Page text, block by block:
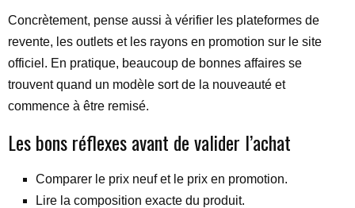
Concrètement, pense aussi à vérifier les plateformes de
revente, les outlets et les rayons en promotion sur le site
officiel. En pratique, beaucoup de bonnes affaires se
trouvent quand un modèle sort de la nouveauté et
commence à être remisé.
Les bons réflexes avant de valider l’achat
Comparer le prix neuf et le prix en promotion.
Lire la composition exacte du produit.